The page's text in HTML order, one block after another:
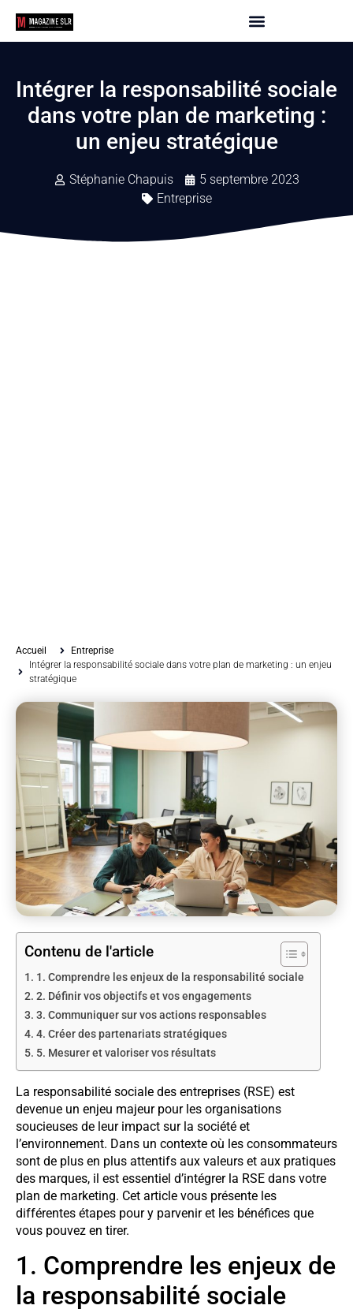
Intégrer la responsabilité sociale
dans votre plan de marketing :
un enjeu stratégique
Stéphanie Chapuis
5 septembre 2023
Entreprise
Accueil
Entreprise
Intégrer la responsabilité sociale dans votre plan de marketing : un enjeu
stratégique
Contenu de l'article
1. Comprendre les enjeux de la responsabilité sociale
2. Définir vos objectifs et vos engagements
3. Communiquer sur vos actions responsables
4. Créer des partenariats stratégiques
5. Mesurer et valoriser vos résultats
La responsabilité sociale des entreprises (RSE) est
devenue un enjeu majeur pour les organisations
soucieuses de leur impact sur la société et
l’environnement. Dans un contexte où les consommateurs
sont de plus en plus attentifs aux valeurs et aux pratiques
des marques, il est essentiel d’intégrer la RSE dans votre
plan de marketing. Cet article vous présente les
différentes étapes pour y parvenir et les bénéfices que
vous pouvez en tirer.
1. Comprendre les enjeux de
la responsabilité sociale